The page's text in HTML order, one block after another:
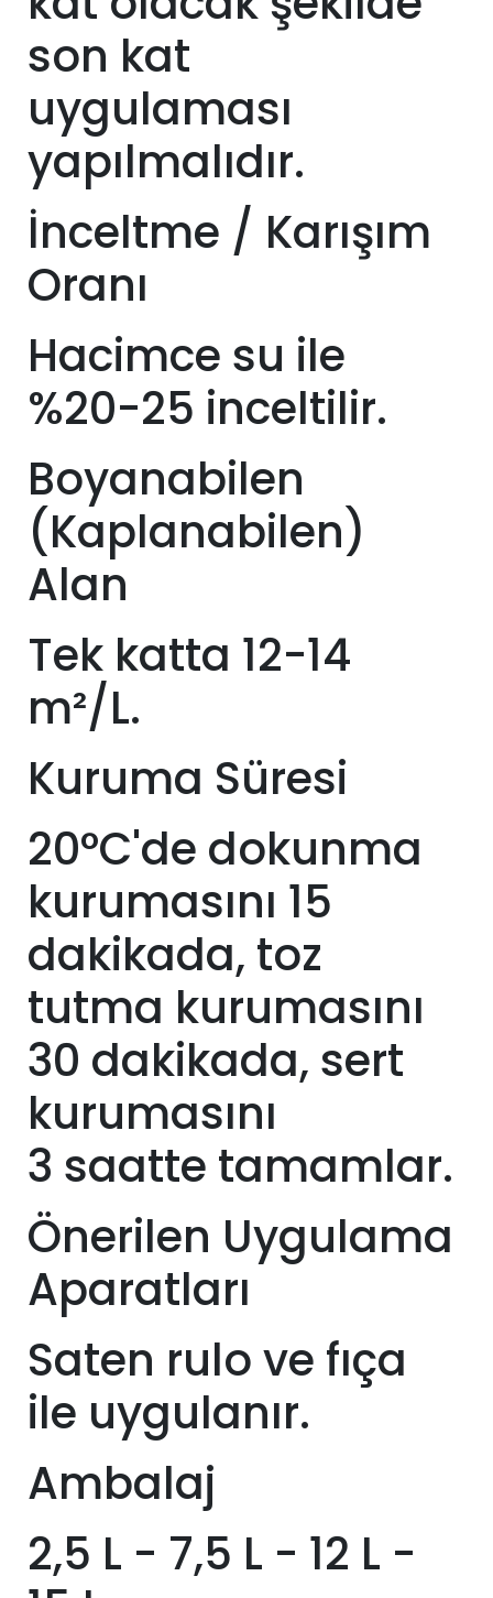
son kat
uygulaması
yapılmalıdır.
İnceltme / Karışım
Oranı
Hacimce su ile
%20-25 inceltilir.
Boyanabilen
(Kaplanabilen)
Alan
Tek katta 12-14
m²/L.
Kuruma Süresi
20°C'de dokunma
kurumasını 15
dakikada, toz
tutma kurumasını
30 dakikada, sert
kurumasını
3 saatte tamamlar.
Önerilen Uygulama
Aparatları
Saten rulo ve fıça
ile uygulanır.
Ambalaj
2,5 L - 7,5 L - 12 L -